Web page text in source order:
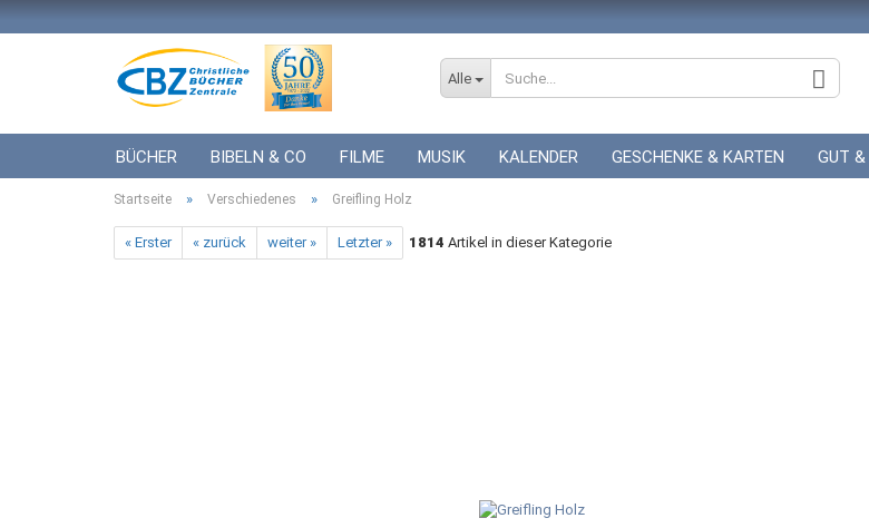
Alle
BÜCHER BIBELN & CO FILME MUSIK KALENDER GESCHENKE & KARTEN GUT &
ICF BÜCHER VERSCHIEDENES GESCHENKE ZUR HOCHZEIT
Startseite » Verschiedenes » Greifling Holz
« Erster « zurück weiter » Letzter » 1814 Artikel in dieser Kategorie